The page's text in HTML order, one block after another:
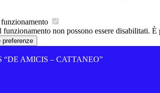
funzionamento non possono essere disabilitati.
preferenze
“DE AMICIS – CATTANEO”